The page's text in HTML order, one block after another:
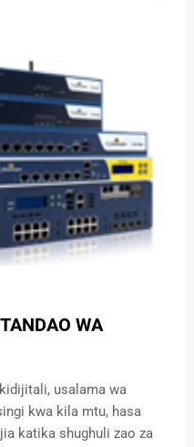
WA
usalama wa
kwa kila mtu, hasa
katika shughuli zao za